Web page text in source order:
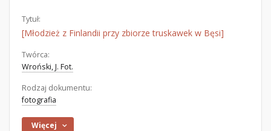
Tytuł:
[Młodzież z Finlandii przy zbiorze truskawek w Bęsi]
Twórca:
Wroński, J. Fot.
Rodzaj dokumentu:
fotografia
Więcej